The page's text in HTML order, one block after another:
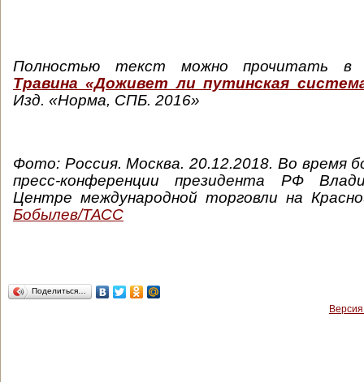
Полностью текст можно прочитать
Травина «Доживет ли путинская
Изд. «Норма, СПБ. 2016»
Фото: Россия. Москва. 20.12.2018. Во время
пресс-конференции президента РФ
Центре международной торговли на
Бобылев/ТАСС
Поделиться…